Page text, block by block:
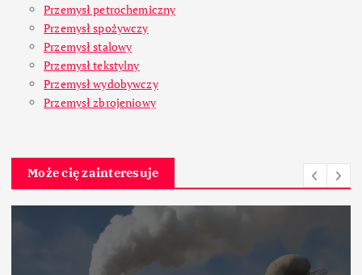
Przemysł petrochemiczny
Przemysł spożywczy
Przemysł stalowy
Przemysł tekstylny
Przemysł wydobywczy
Przemysł zbrojeniowy
Może cię zainteresuje